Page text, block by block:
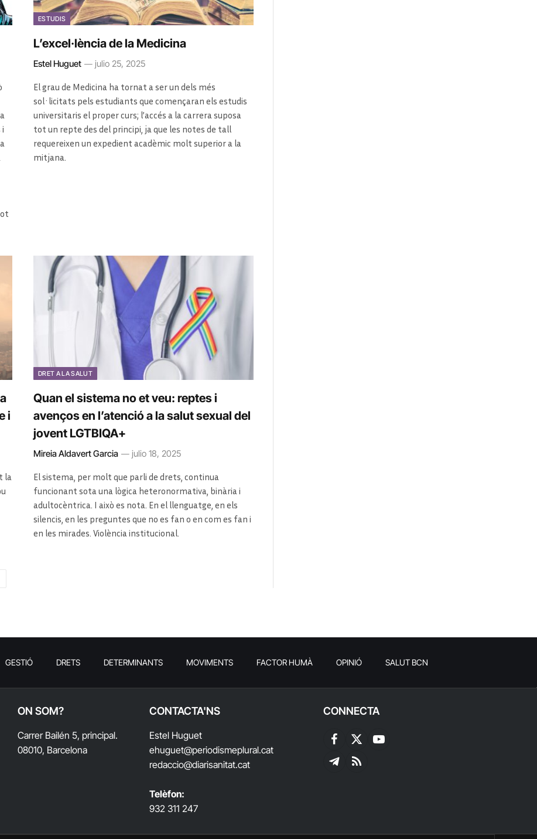
i
ESTUDIS
L’excel·lència de la Medicina
Estel Huguet julio 25, 2025
El grau de Medicina ha tornat a ser un dels més
sol·licitats pels estudiants que començaran els estudis
universitaris el proper curs; l’accés a la carrera suposa
tot un repte des del principi, ja que les notes de tall
requereixen un expedient acadèmic molt superior a la
mitjana.
i
la
DRET A LA SALUT
Quan el sistema no et veu: reptes i
avenços en l’atenció a la salut sexual del
jovent LGTBIQA+
Mireia Aldavert Garcia julio 18, 2025
El sistema, per molt que parli de drets, continua
funcionant sota una lògica heteronormativa, binària i
adultocèntrica. I això es nota. En el llenguatge, en els
silencis, en les preguntes que no es fan o en com es fan i
en les mirades. Violència institucional.
GESTIÓ DRETS DETERMINANTS MOVIMENTS FACTOR HUMÀ OPINIÓ SALUT BCN
ON SOM?
Carrer Bailén 5, principal.
08010, Barcelona
CONTACTA'NS
Estel Huguet
ehuguet@periodismeplural.cat
redaccio@diarisanitat.cat
Telèfon:
932 311 247
CONNECTA
Facebook
X
(Twitter)
YouTube
TelegramRSS